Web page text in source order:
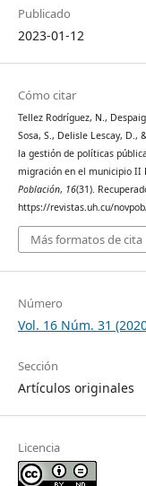
Publicado
2023-01-12
Cómo citar
Tellez Rodríguez, N.,
Sosa, S., Delisle Lescay, D.,
la gestión de políticas
migración en el municipio II
Población, 16(31).
https://revistas.uh.cu/
Más formatos de cita
Número
Vol. 16 Núm. 31
Sección
Artículos originales
Licencia